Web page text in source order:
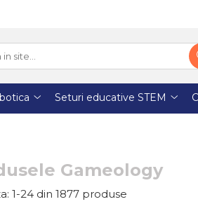
Seturi educative STEM
Gameology
1-24din 1877 produse